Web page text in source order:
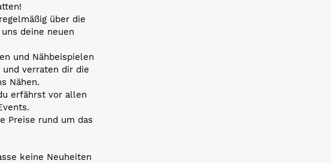
über die
deine neuen
und Nähbeispielen
verraten dir die
Nähen.
erfährst vor allen
Preise rund um das
keine Neuheiten